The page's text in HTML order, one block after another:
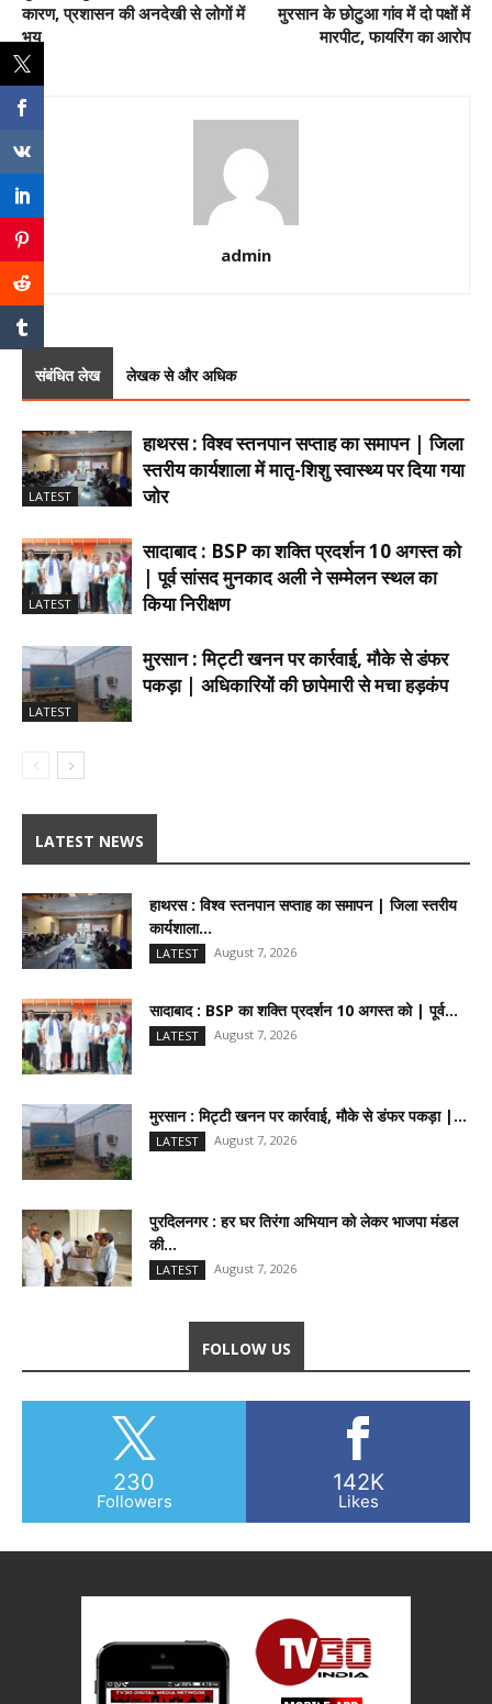
कारण, प्रशासन की अनदेखी से लोगों में
भय
मुरसान के छोटुआ गांव में दो पक्षों में
मारपीट, फायरिंग का आरोप
admin
संबंधित लेख लेखक से और अधिक
LATEST
हाथरस : विश्व स्तनपान सप्ताह का समापन | जिला
स्तरीय कार्यशाला में मातृ-शिशु स्वास्थ्य पर दिया गया
जोर
LATEST
सादाबाद : BSP का शक्ति प्रदर्शन 10 अगस्त को
| पूर्व सांसद मुनकाद अली ने सम्मेलन स्थल का
किया निरीक्षण
LATEST
मुरसान : मिट्टी खनन पर कार्रवाई, मौके से डंफर
पकड़ा | अधिकारियों की छापेमारी से मचा हड़कंप
LATEST NEWS
हाथरस : विश्व स्तनपान सप्ताह का समापन | जिला स्तरीय
कार्यशाला...
LATEST August 7, 2026
सादाबाद : BSP का शक्ति प्रदर्शन 10 अगस्त को | पूर्व...
LATEST August 7, 2026
मुरसान : मिट्टी खनन पर कार्रवाई, मौके से डंफर पकड़ा |...
LATEST August 7, 2026
पुरदिलनगर : हर घर तिरंगा अभियान को लेकर भाजपा मंडल
की...
LATEST August 7, 2026
FOLLOW US
230
Followers
142K
Likes